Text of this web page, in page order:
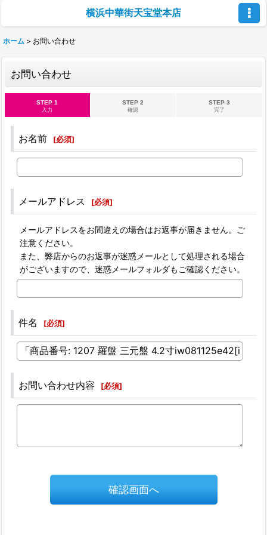
横浜中華街天宝堂本店
ホーム > お問い合わせ
お問い合わせ
STEP 1
入力
STEP 2
確認
STEP 3
完了
お名前 [必須]
メールアドレス [必須]
メールアドレスをお間違えの場合はお返事が届きません。ご
注意ください。
また、弊店からのお返事が迷惑メールとして処理される場合
がございますので、迷惑メールフォルダもご確認ください。
件名 [必須]
お問い合わせ内容 [必須]
確認画面へ